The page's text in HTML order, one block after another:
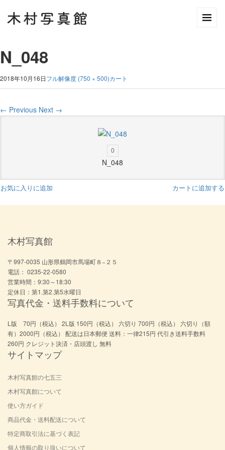
N_048
2018年10月16日フル解像度 (750 × 500)カート
← Previous Next →
0
N_048
お気に入りに追加 カートに追加する
木村写真館
〒997-0035 山形県鶴岡市馬場町８−２５
電話： 0235-22-0580
営業時間：9:30～18:30
定休日：第1.第2.第5水曜日
写真代金・送料手数料について
L版 70円（税込） 2L版 150円（税込） 六切り 700円（税込） 六切り（額
有）2000円（税込） 配送は日本郵便 送料：一律215円 代引き送料手数料
260円 クレジット決済・店頭渡し 無料
サイトマップ
木村写真館の七五三
木村写真館について
使い方ガイド
商品代金・送料配送について
特定商取引法に基づく表記
個人情報の取り扱いについて